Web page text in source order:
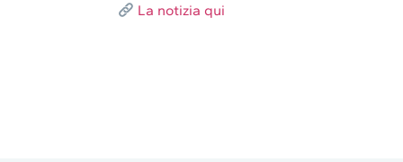
La notizia qui